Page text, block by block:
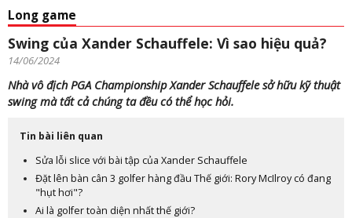
Long game
Swing của Xander Schauffele: Vì sao hiệu quả?
14/06/2024
Nhà vô địch PGA Championship Xander Schauffele sở hữu kỹ thuật
swing mà tất cả chúng ta đều có thể học hỏi.
Tin bài liên quan
Sửa lỗi slice với bài tập của Xander Schauffele
Đặt lên bàn cân 3 golfer hàng đầu Thế giới: Rory McIlroy có đang
"hụt hơi"?
Ai là golfer toàn diện nhất thế giới?